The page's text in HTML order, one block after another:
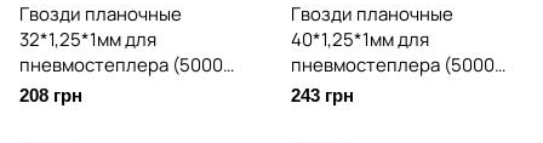
Гвозди планочные
32*1,25*1мм для
пневмоcтеплера (5000
шт)
208 грн
Гвозди планочные
40*1,25*1мм для
пневмоcтеплера (5000
шт)
243 грн